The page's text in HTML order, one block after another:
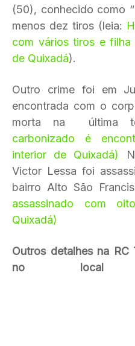
(50), conhecido como
menos dez tiros (leia:
com vários tiros e filha
de Quixadá).
Outro crime foi em
encontrada com o
morta na última
carbonizado é
interior de Quixadá)
Victor Lessa foi
bairro Alto São
assassinado com
Quixadá)
Outros detalhes na
no local